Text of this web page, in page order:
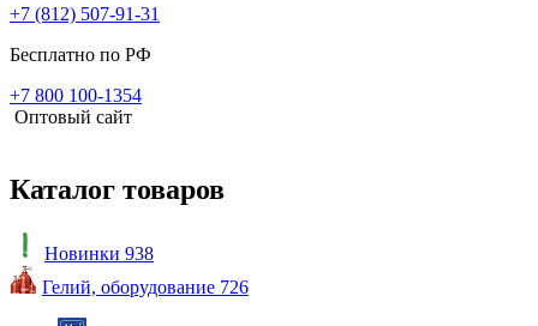
+7 (812) 507-91-31
Бесплатно по РФ
+7 800 100-1354
Оптовый сайт
Каталог товаров
Новинки 938
Гелий, оборудование 726